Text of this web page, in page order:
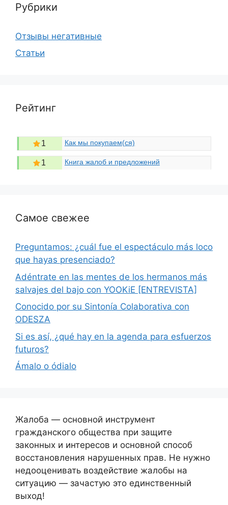
Рубрики
Отзывы негативные
Статьи
Рейтинг
1 Как мы покупаем(ся)
1 Книга жалоб и предложений
Самое свежее
Preguntamos: ¿cuál fue el espectáculo más loco
que hayas presenciado?
Adéntrate en las mentes de los hermanos más
salvajes del bajo con YOOKiE [ENTREVISTA]
Conocido por su Sintonía Colaborativa con
ODESZA
Si es así, ¿qué hay en la agenda para esfuerzos
futuros?
Ámalo o ódialo
Жалоба — основной инструмент
гражданского общества при защите
законных и интересов и основной способ
восстановления нарушенных прав. Не нужно
недооценивать воздействие жалобы на
ситуацию — зачастую это единственный
выход!